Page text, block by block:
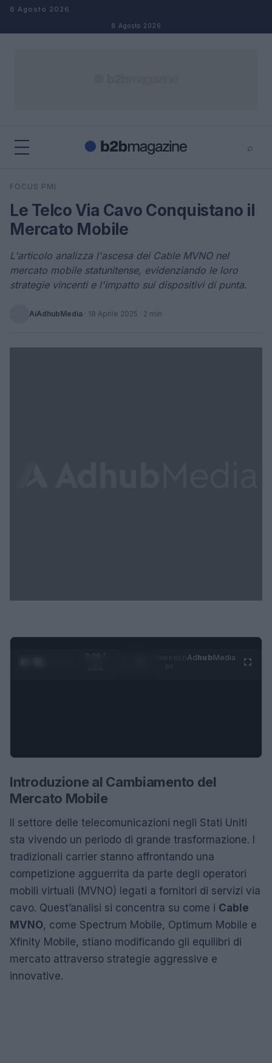
Salta al contenuto
8 Agosto 2026
8 Agosto 2026
⌕
Cerca
FOCUS PMI
Le Telco Via Cavo Conquistano il
Mercato Mobile
L'articolo analizza l'ascesa dei Cable MVNO nel
mercato mobile statunitense, evidenziando le loro
strategie vincenti e l'impatto sui dispositivi di punta.
AiAdhubMedia · 18 Aprile 2025 · 2 min
0:29 /
AdhubMedia
Introduzione al Cambiamento del
Mercato Mobile
Il settore delle telecomunicazioni negli Stati Uniti
sta vivendo un periodo di grande trasformazione. I
tradizionali carrier stanno affrontando una
competizione agguerrita da parte degli operatori
mobili virtuali (MVNO) legati a fornitori di servizi via
cavo. Quest’analisi si concentra su come i Cable
MVNO, come Spectrum Mobile, Optimum Mobile e
Xfinity Mobile, stiano modificando gli equilibri di
mercato attraverso strategie aggressive e
innovative.